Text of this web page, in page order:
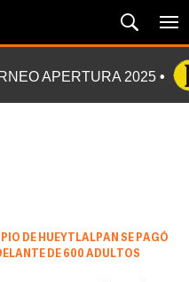
APERTURA 2025
DE HUEYTLALPAN SE PAGÓ
DE 600 ADULTOS